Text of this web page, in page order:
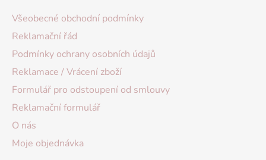
Všeobecné obchodní podmínky
Reklamační řád
Podmínky ochrany osobních údajů
Reklamace / Vrácení zboží
Formulář pro odstoupení od smlouvy
Reklamační formulář
O nás
Moje objednávka